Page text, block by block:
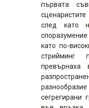
първата
след като
споразумение
като по-
стрийминг
сегрегирани